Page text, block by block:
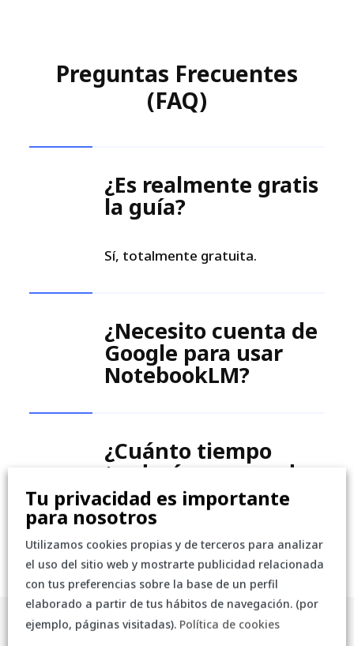
Preguntas Frecuentes
(FAQ)
¿Es realmente gratis
la guía?
Sí, totalmente gratuita.
¿Necesito cuenta de
Google para usar
NotebookLM?
¿Cuánto tiempo
tardaré en aprender
a usarlo?
Tu privacidad es importante
para nosotros
Utilizamos cookies propias y de terceros para analizar
el uso del sitio web y mostrarte publicidad relacionada
con tus preferencias sobre la base de un perfil
elaborado a partir de tus hábitos de navegación. (por
ejemplo, páginas visitadas). Política de cookies